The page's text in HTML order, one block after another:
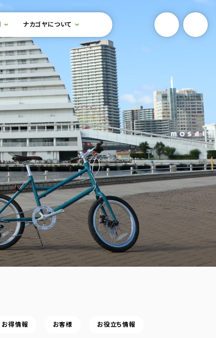
ナカゴヤについて 検索フォームを開閉する YouTube
お得情報 お客様 お役立ち情報